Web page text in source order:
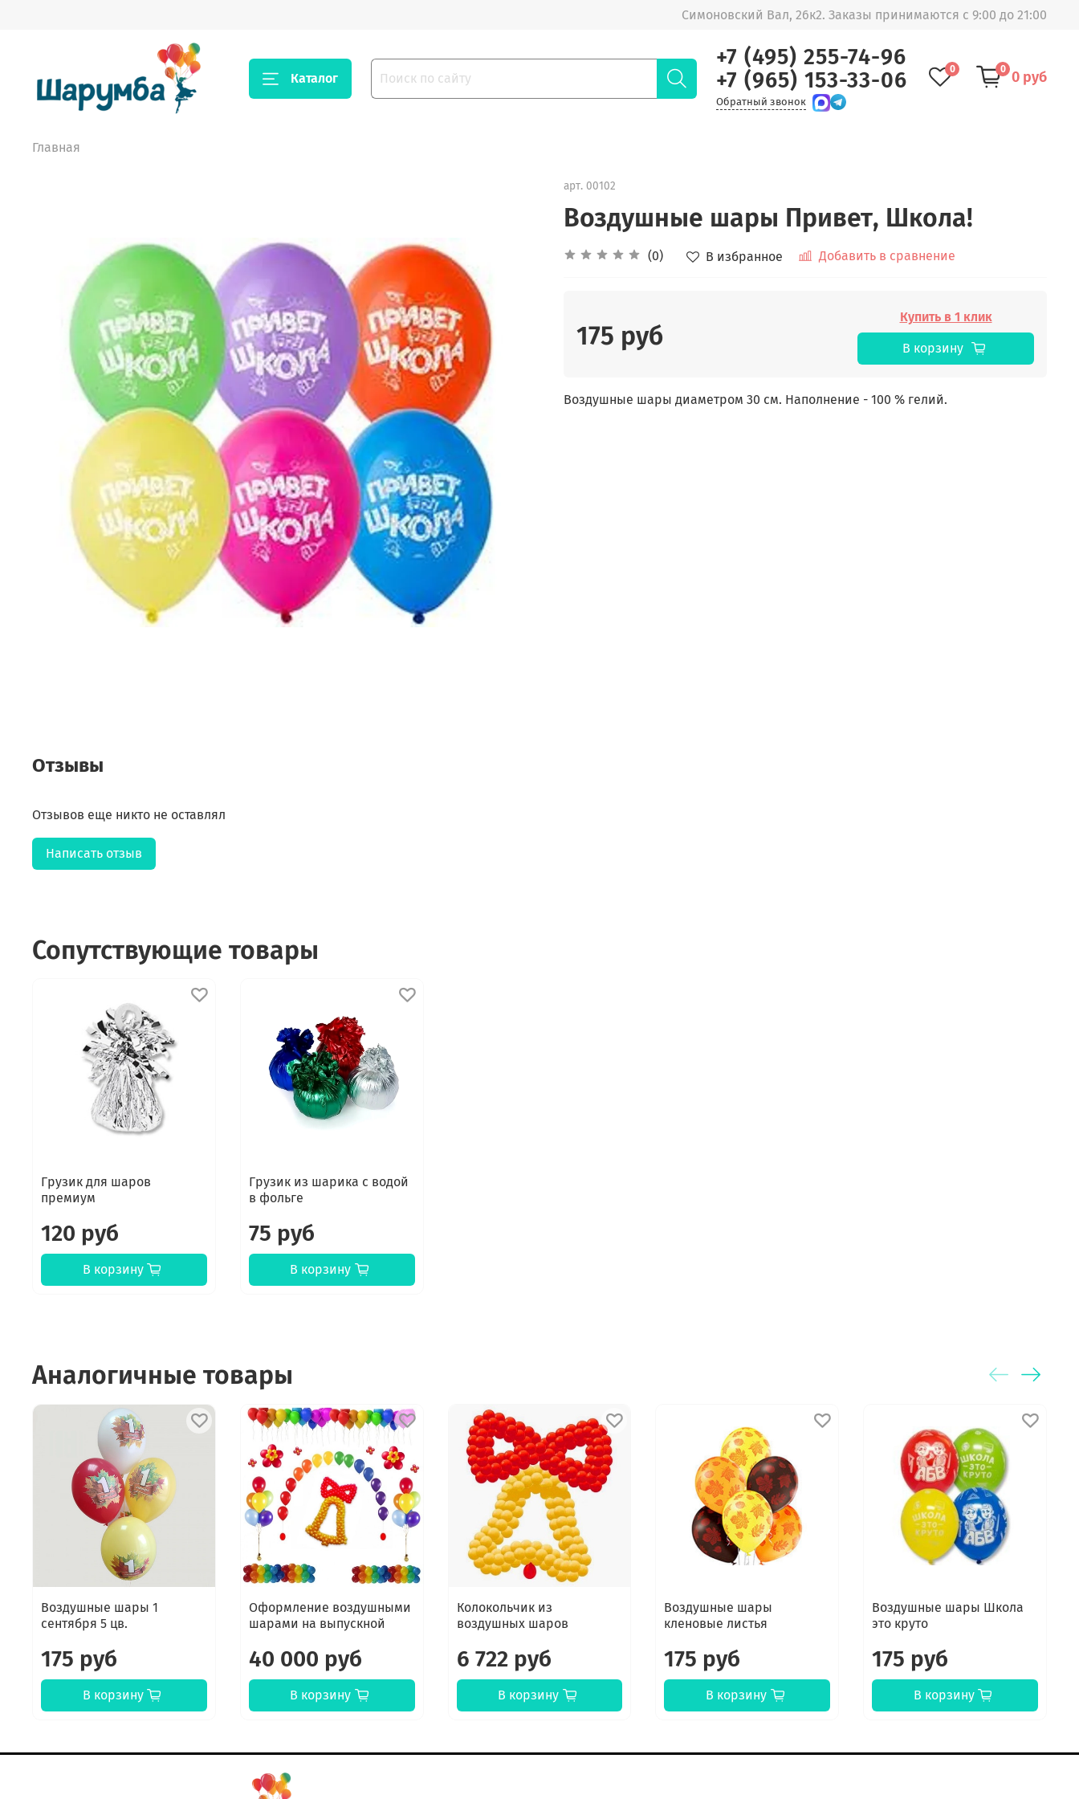
Симоновский Вал, 26к2. Заказы принимаются с 9:00 до 21:00
Каталог
+7 (495) 255-74-96
+7 (965) 153-33-06
Обратный звонок
0 0 0 руб
Главная
арт. 00102
Воздушные шары Привет, Школа!
(0) В избранное Добавить в сравнение
175 руб
Купить в 1 клик
В корзину
Воздушные шары диаметром 30 см. Наполнение - 100 % гелий.
Отзывы
Отзывов еще никто не оставлял
Написать отзыв
Сопутствующие товары
Грузик для шаров
премиум
120 руб
В корзину
Грузик из шарика с водой
в фольге
75 руб
В корзину
Аналогичные товары
Воздушные шары 1
сентября 5 цв.
175 руб
В корзину
Оформление воздушными
шарами на выпускной
40 000 руб
В корзину
Колокольчик из
воздушных шаров
6 722 руб
В корзину
Воздушные шары
кленовые листья
175 руб
В корзину
Воздушные шары Школа
это круто
175 руб
В корзину